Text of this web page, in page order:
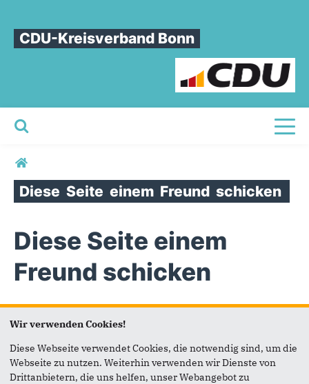
CDU-Kreisverband Bonn
Sie sind hier
Diese Seite einem Freund schicken
Diese Seite einem
Freund schicken
Seite versenden
Vielen Dank, dass Sie die Inhalte unserer Homepage
weiterempfehlen.
Wir verwenden Cookies!
Diese Webseite verwendet Cookies, die notwendig sind, um die
Webseite zu nutzen. Weiterhin verwenden wir Dienste von
Drittanbietern, die uns helfen, unser Webangebot zu